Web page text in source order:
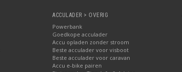
ACCULADER > OVERIG
Powerbank
Goedkope acculader
Accu opladen zonder stroom
Beste acculader voor visboot
Beste acculader voor caravan
Accu e-bike pairen